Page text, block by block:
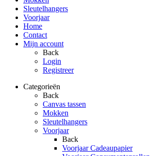
Sleutelhangers
Voorjaar
Home
Contact
Mijn account
Back
Login
Registreer
Categorieën
Back
Canvas tassen
Mokken
Sleutelhangers
Voorjaar
Back
Voorjaar Cadeaupapier